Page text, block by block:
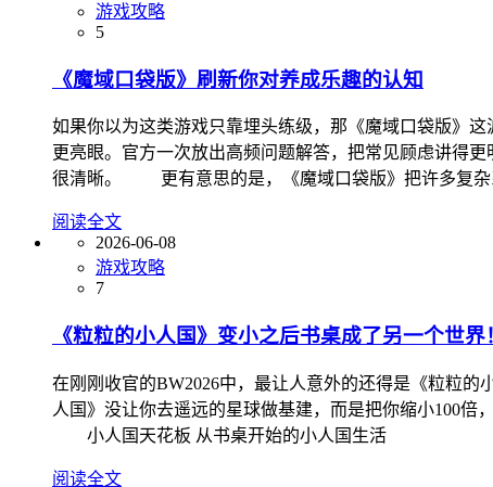
游戏攻略
5
《魔域口袋版》刷新你对养成乐趣的认知
如果你以为这类游戏只靠埋头练级，那《魔域口袋版》
更亮眼。官方一次放出高频问题解答，把常见顾虑讲得
很清晰。 更有意思的是，《魔域口袋版》把许多复杂
阅读全文
2026-06-08
游戏攻略
7
《粒粒的小人国》​变小之后书桌成了另一个世界
在刚刚收官的BW2026中，最让人意外的还得是《粒粒
人国》没让你去遥远的星球做基建，而是把你缩小100
小人国天花板 从书桌开始的小人国生活
阅读全文